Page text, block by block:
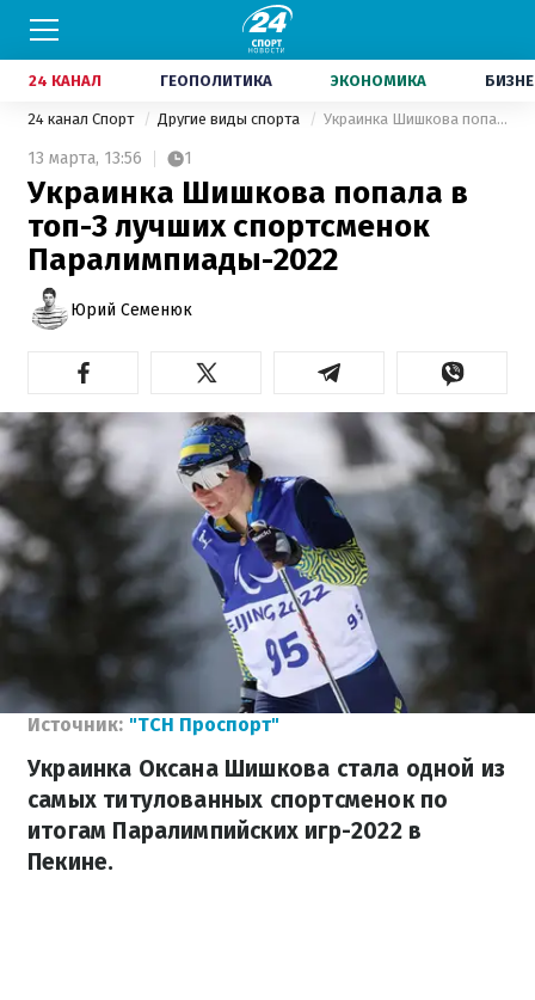
24 КАНАЛ ГЕОПОЛИТИКА ЭКОНОМИКА
24 канал Спорт Другие виды спорта Украинка Шишкова попала в топ-3 лучших спортсменок Паралимпиады-2022
13 марта, 13:56 1
Украинка Шишкова попала в
топ-3 лучших спортсменок
Паралимпиады-2022
Юрий Семенюк
Источник: "ТСН Проспорт"
Украинка Оксана Шишкова стала одной из
самых титулованных спортсменок по
итогам Паралимпийских игр-2022 в
Пекине.